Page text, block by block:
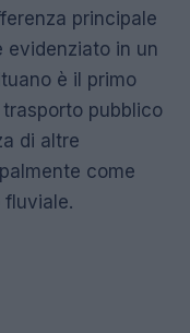
principale
evidenziato in un
è il primo
pubblico
di altre
come